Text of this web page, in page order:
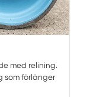
med relining.
som förlänger